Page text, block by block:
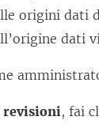
origini dati
dati
revisioni, fai